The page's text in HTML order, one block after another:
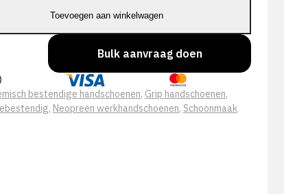
Toevoegen aan winkelwagen
Bulk aanvraag doen
bestendige handschoenen, Grip handschoenen,
, Neopreen werkhandschoenen, Schoonmaak